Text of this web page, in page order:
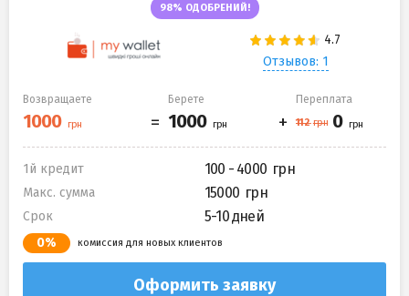
98% ОДОБРЕНИЙ!
Отзывов: 1
Возвращаете Берете Переплата
1й кредит 100 - 4000
Макс. сумма 15000
Срок 5-10 дней
0% комиссия для новых клиентов
Оформить заявку